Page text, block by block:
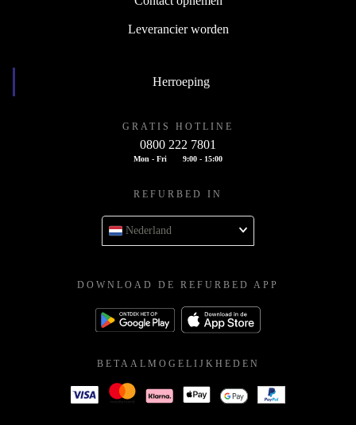
Leverancier worden
Herroeping
GRATIS HOTLINE
0800 222 7801
Mon - Fri 9:00 - 15:00
REFURBED IN
Nederland
DOWNLOAD DE REFURBED APP
BETAALMOGELIJKHEDEN